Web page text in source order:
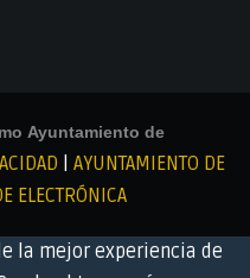
Ayuntamiento de
AYUNTAMIENTO DE
ELECTRÓNICA
la mejor experiencia de